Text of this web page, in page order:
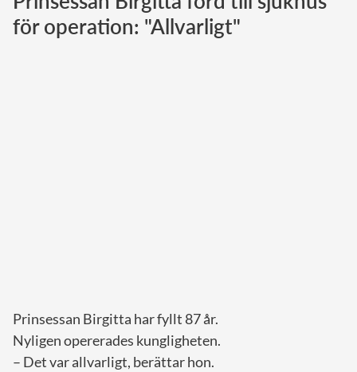
Norska kungahuset
för operation: "Allvarligt"
Prinsessan Birgitta har fyllt 87 år.
Nyligen opererades kungligheten.
– Det var allvarligt, berättar hon.